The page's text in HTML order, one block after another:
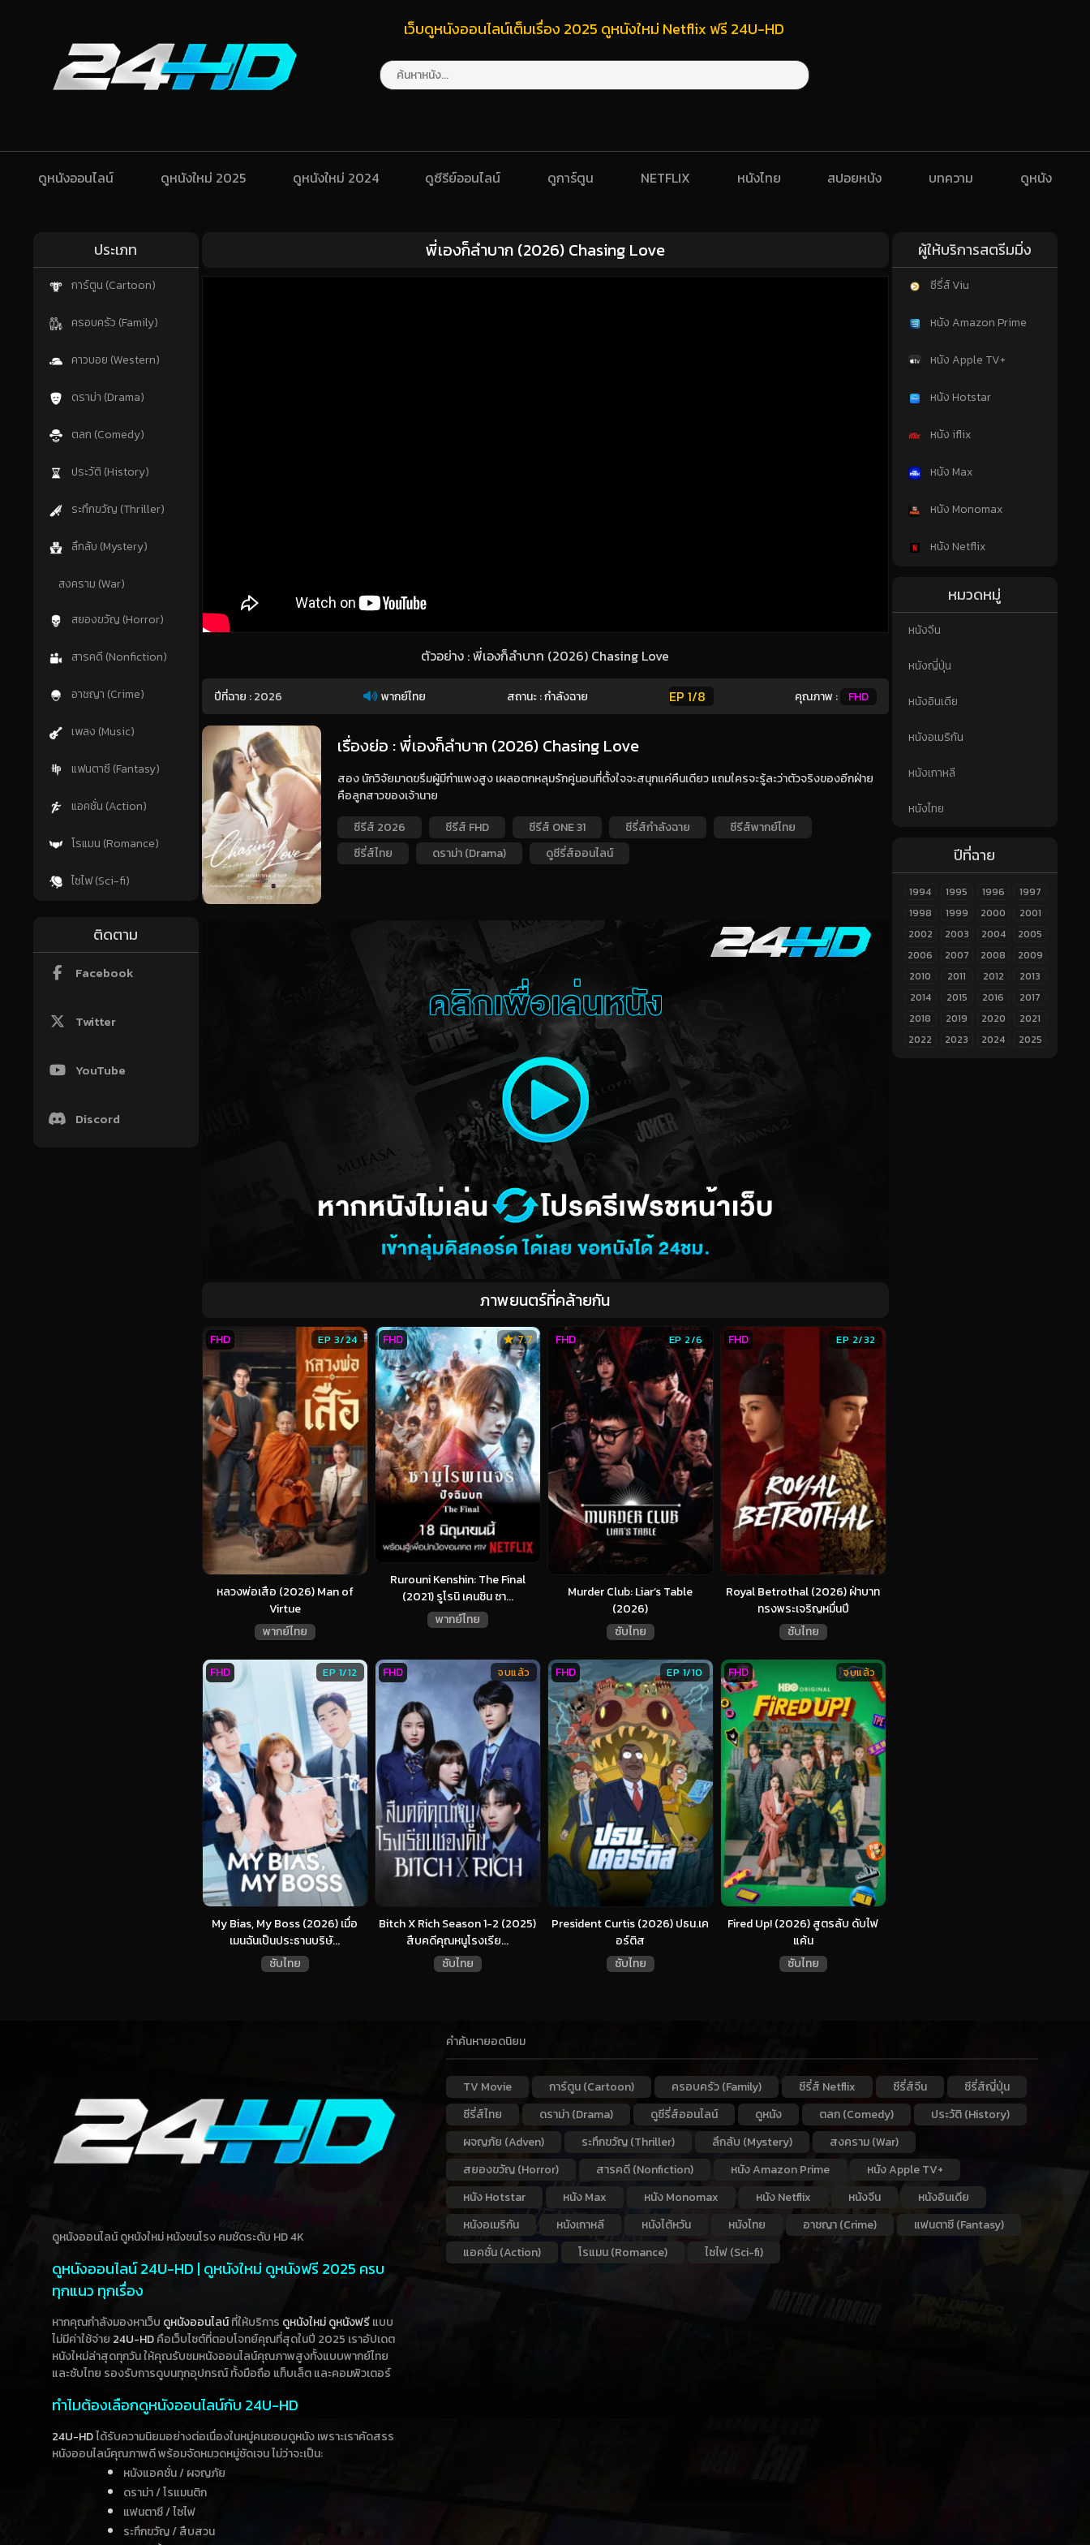
เว็บดูหนังออนไลน์เต็มเรื่อง 2025 ดูหนังใหม่ Netflix ฟรี 24U-HD
ดูหนังออนไลน์ ดูหนังใหม่ 2025 ดูหนังใหม่ 2024 ดูซีรีย์ออนไลน์ ดูการ์ตูน NETFLIX หนังไทย สปอยหนัง บทความ ดูหนัง
ประเภท
การ์ตูน (Cartoon)
ครอบครัว (Family)
คาวบอย (Western)
ดราม่า (Drama)
ตลก (Comedy)
ประวัติ (History)
ระทึกขวัญ (Thriller)
ลึกลับ (Mystery)
สงคราม (War)
สยองขวัญ (Horror)
สารคดี (Nonfiction)
อาชญา (Crime)
เพลง (Music)
แฟนตาซี (Fantasy)
แอคชั่น (Action)
โรแมน (Romance)
ไซไฟ (Sci-fi)
ติดตาม
Facebook
Twitter
YouTube
Discord
พี่เองก็ลำบาก (2026) Chasing Love
ตัวอย่าง : พี่เองก็ลำบาก (2026) Chasing Love
ปีที่ฉาย :2026 พากย์ไทย สถานะ : กำลังฉาย EP 1/8 คุณภาพ : FHD
เรื่องย่อ : พี่เองก็ลำบาก (2026) Chasing Love
สอง นักวิจัยมาดขรึมผู้มีกำแพงสูง เผลอตกหลุมรักคู่นอนที่ตั้งใจจะสนุกแค่คืนเดียว แถมใครจะรู้ละว่าตัวจริงของอีกฝ่าย
คือลูกสาวของเจ้านาย
ซีรีส์ 2026
ซีรีส์ FHD ซีรีส์ ONE 31 ซีรี่ส์กำลังฉาย
ซีรีส์พากย์ไทย
ซีรี่ส์ไทย
ดราม่า (Drama) ดูซีรี่ส์ออนไลน์
ภาพยนตร์ที่คล้ายกัน
หลวงพ่อเสือ (2026) Man of
Virtue
พากย์ไทย
EP 3/24
FHD
Rurouni Kenshin: The Final
(2021) รูโรนิ เคนชิน ซา...
พากย์ไทย
7.7
FHD
Murder Club: Liar’s Table
(2026)
ซับไทย
EP 2/6
FHD
Royal Betrothal (2026) ฝ่าบาท
ทรงพระเจริญหมื่นปี
ซับไทย
EP 2/32
FHD
My Bias, My Boss (2026) เมื่อ
เมนฉันเป็นประธานบริษั...
ซับไทย
EP 1/12
FHD
Bitch X Rich Season 1-2 (2025)
สืบคดีคุณหนูโรงเรีย...
ซับไทย
จบแล้ว
FHD
President Curtis (2026) ปธน.เค
อร์ติส
ซับไทย
EP 1/10
FHD
Fired Up! (2026) สูตรลับ ดับไฟ
แค้น
ซับไทย
จบแล้ว
FHD
ผู้ให้บริการสตรีมมิ่ง
ซีรี่ส์ Viu
หนัง Amazon Prime
หนัง Apple TV+
หนัง Hotstar
หนัง iflix
หนัง Max
หนัง Monomax
หนัง Netflix
หมวดหมู่
หนังจีน
หนังญี่ปุ่น
หนังอินเดีย
หนังอเมริกัน
หนังเกาหลี
หนังไทย
ปีที่ฉาย
1994 1995 1996
1997
1998
1999 2000
2001
2002
2003 2004
2005
2006
2007 2008
2009
2010
2011 2012
2013
2014
2015 2016
2017
2018
2019 2020
2021
2022
2023 2024 2025
ดูหนังออนไลน์ ดูหนังใหม่ หนังชนโรง คมชัดระดับ HD 4K
ดูหนังออนไลน์ 24U-HD | ดูหนังใหม่ ดูหนังฟรี 2025 ครบ
ทุกแนว ทุกเรื่อง
หากคุณกำลังมองหาเว็บ ดูหนังออนไลน์ที่ให้บริการ ดูหนังใหม่ดูหนังฟรีแบบ
ไม่มีค่าใช้จ่าย 24U-HDคือเว็บไซต์ที่ตอบโจทย์คุณที่สุดในปี 2025 เราอัปเดต
หนังใหม่ล่าสุดทุกวัน ให้คุณรับชมหนังออนไลน์คุณภาพสูงทั้งแบบพากย์ไทย
และซับไทย รองรับการดูบนทุกอุปกรณ์ ทั้งมือถือ แท็บเล็ต และคอมพิวเตอร์
ทำไมต้องเลือกดูหนังออนไลน์กับ 24U-HD
24U-HDได้รับความนิยมอย่างต่อเนื่องในหมู่คนชอบดูหนัง เพราะเราคัดสรร
หนังออนไลน์คุณภาพดี พร้อมจัดหมวดหมู่ชัดเจน ไม่ว่าจะเป็น:
หนังแอคชั่น / ผจญภัย
ดราม่า / โรแมนติก
แฟนตาซี / ไซไฟ
ระทึกขวัญ / สืบสวน
คำค้นหายอดนิยม
TV Movie การ์ตูน (Cartoon) ครอบครัว (Family) ซีรี่ส์ Netflix ซีรี่ส์จีน
ซีรี่ส์ญี่ปุ่น
ซีรี่ส์ไทย
ดราม่า (Drama) ดูซีรี่ส์ออนไลน์ ดูหนัง ตลก (Comedy)
ประวัติ (History)
ผจญภัย (Adven)
ระทึกขวัญ (Thriller) ลึกลับ (Mystery)
สงคราม (War)
สยองขวัญ (Horror)
สารคดี (Nonfiction) หนัง Amazon Prime
หนัง Apple TV+
หนัง Hotstar
หนัง Max หนัง Monomax หนัง Netflix หนังจีน
หนังอินเดีย
หนังอเมริกัน
หนังเกาหลี หนังไต้หวัน หนังไทย อาชญา (Crime)
แฟนตาซี (Fantasy)
แอคชั่น (Action)
โรแมน (Romance) ไซไฟ (Sci-fi)